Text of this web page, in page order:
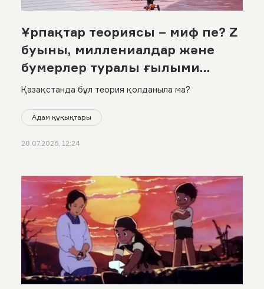
Ұрпақтар теориясы – миф пе? Z
буыны, миллениалдар және
бумерлер туралы ғылыми
шындық
Қазақстанда бұл теория қолданыла ма?
Адам құқықтары
28.07.2026, 12:24